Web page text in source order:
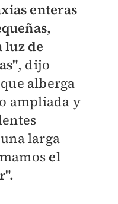
enteras
luz de
, dijo
alberga
ampliada y
larga
el